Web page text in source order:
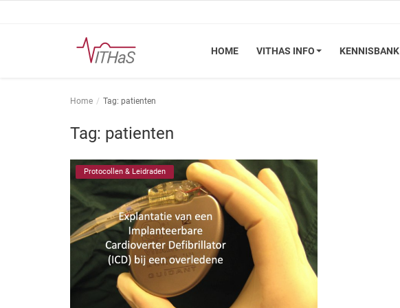
HOME VITHAS INFO KENNISBANK
Vakinhoudelijk
Home Tag: patienten
Tag: patienten
Protocollen & Leidraden